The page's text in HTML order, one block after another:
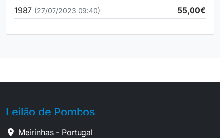
1987 (27/07/2023 09:40) 55,00€
Leilão de Pombos
Meirinhas - Portugal